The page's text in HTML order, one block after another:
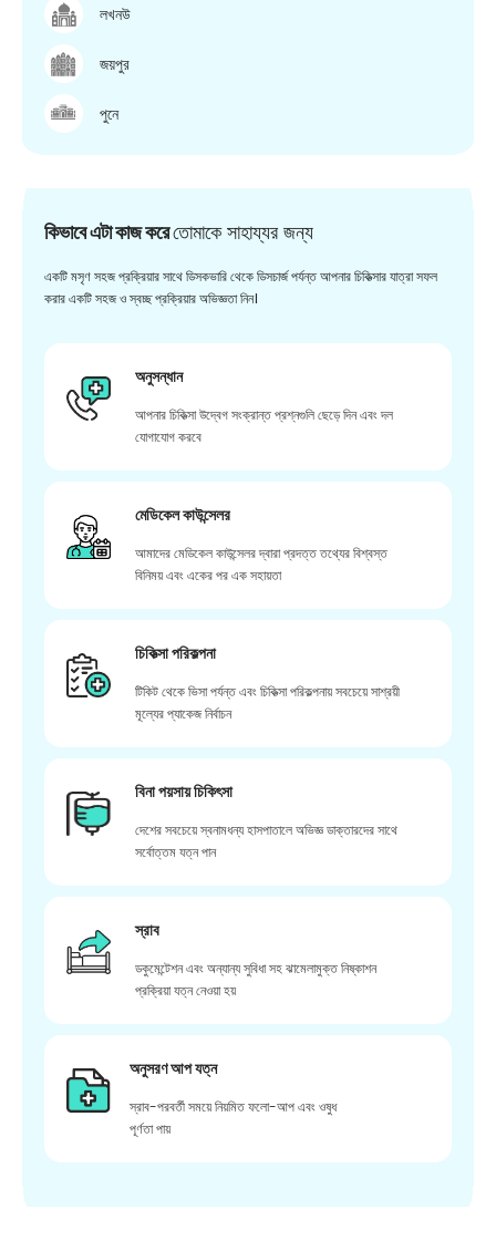
লখনউ
জয়পুর
পুনে
কিভাবে এটা কাজ করেতোমাকে সাহায্যর জন্য
একটি মসৃণ সহজ প্রক্রিয়ার সাথে ডিসকভারি থেকে ডিসচার্জ পর্যন্ত আপনার চিকিত্সার যাত্রা সফল
করার একটি সহজ ও স্বচ্ছ প্রক্রিয়ার অভিজ্ঞতা নিন।
অনুসন্ধান
আপনার চিকিত্সা উদ্বেগ সংক্রান্ত প্রশ্নগুলি ছেড়ে দিন এবং দল
যোগাযোগ করবে
মেডিকেল কাউন্সেলর
আমাদের মেডিকেল কাউন্সেলর দ্বারা প্রদত্ত তথ্যের বিশ্বস্ত
বিনিময় এবং একের পর এক সহায়তা
চিকিত্সা পরিকল্পনা
টিকিট থেকে ভিসা পর্যন্ত এবং চিকিত্সা পরিকল্পনায় সবচেয়ে সাশ্রয়ী
মূল্যের প্যাকেজ নির্বাচন
বিনা পয়সায় চিকিৎসা
দেশের সবচেয়ে স্বনামধন্য হাসপাতালে অভিজ্ঞ ডাক্তারদের সাথে
সর্বোত্তম যত্ন পান
স্রাব
ডকুমেন্টেশন এবং অন্যান্য সুবিধা সহ ঝামেলামুক্ত নিষ্কাশন
প্রক্রিয়া যত্ন নেওয়া হয়
অনুসরণ আপ যত্ন
স্রাব-পরবর্তী সময়ে নিয়মিত ফলো-আপ এবং ওষুধ
পূর্ণতা পায়